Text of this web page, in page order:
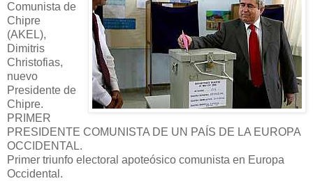
Comunista de
Chipre
(AKEL),
Dimitris
Christofias,
nuevo
Presidente de
Chipre.
PRIMER
PRESIDENTE COMUNISTA DE UN PAÍS DE LA EUROPA
OCCIDENTAL.
Primer triunfo electoral apoteósico comunista en Europa
Occidental.